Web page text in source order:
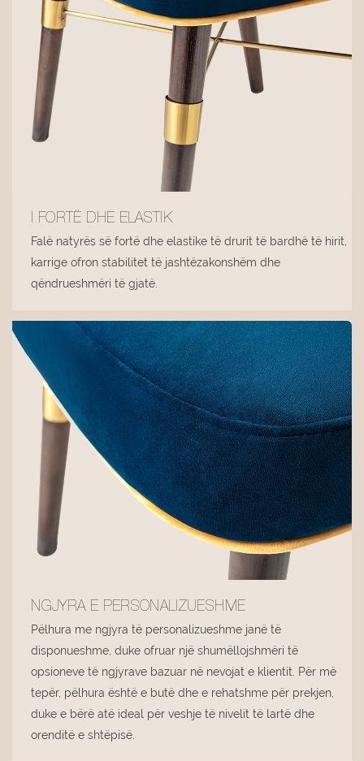
I FORTË DHE ELASTIK
Falë natyrës së fortë dhe elastike të drurit të bardhë të hirit,
karrige ofron stabilitet të jashtëzakonshëm dhe
qëndrueshmëri të gjatë.
NGJYRA E PERSONALIZUESHME
Pëlhura me ngjyra të personalizueshme janë të
disponueshme, duke ofruar një shumëllojshmëri të
opsioneve të ngjyrave bazuar në nevojat e klientit. Për më
tepër, pëlhura është e butë dhe e rehatshme për prekjen,
duke e bërë atë ideal për veshje të nivelit të lartë dhe
orenditë e shtëpisë.